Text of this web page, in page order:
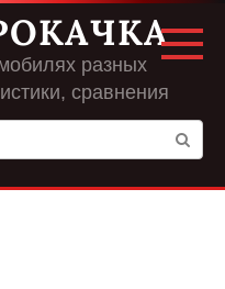
разных
сравнения